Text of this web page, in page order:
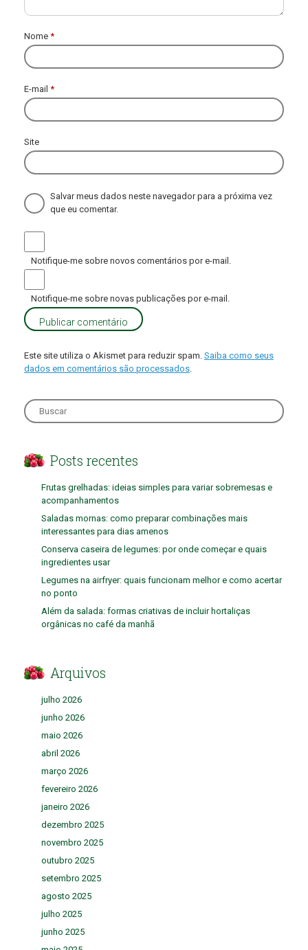
Nome *
E-mail *
Site
Salvar meus dados neste navegador para a próxima vez
que eu comentar.
Notifique-me sobre novos comentários por e-mail.
Notifique-me sobre novas publicações por e-mail.
Este site utiliza o Akismet para reduzir spam. Saiba como seus
dados em comentários são processados.
Search
for:
Posts recentes
Frutas grelhadas: ideias simples para variar sobremesas e
acompanhamentos
Saladas mornas: como preparar combinações mais
interessantes para dias amenos
Conserva caseira de legumes: por onde começar e quais
ingredientes usar
Legumes na airfryer: quais funcionam melhor e como acertar
no ponto
Além da salada: formas criativas de incluir hortaliças
orgânicas no café da manhã
Arquivos
julho 2026
junho 2026
maio 2026
abril 2026
março 2026
fevereiro 2026
janeiro 2026
dezembro 2025
novembro 2025
outubro 2025
setembro 2025
agosto 2025
julho 2025
junho 2025